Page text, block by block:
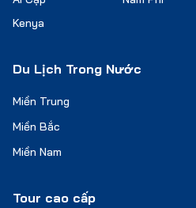
Kenya
Du Lịch Trong Nước
Miền Trung
Miền Bắc
Miền Nam
Tour cao cấp